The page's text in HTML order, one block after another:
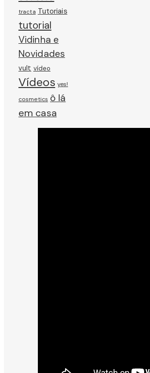
tracta Tutoriais
tutorial
Vidinha e
Novidades
vult vídeo
Vídeos yes!
cosmetics ô lá
em casa